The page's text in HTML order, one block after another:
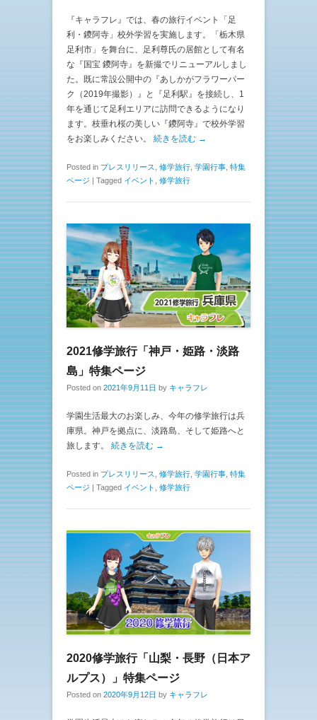
『キャラフレ』では、春の旅行イベント「足
利・鑁阿寺」校外学習を実施します。「栃木県
足利市」を舞台に、足利尊氏の居館として有名
な『国宝 鑁阿寺』を新撮でリニューアルしまし
た。既に常設公開中の『あしかがフラワーパー
ク（2019年撮影）』と『足利駅』を接続し、1
年を通じて足利エリアに訪問できるようになり
ます。枝垂れ桜の美しい『鑁阿寺』で校外学習
をお楽しみください。 続きを読む →
Posted in プレスリリース 修学旅行 学園行事 特集
ページ | Tagged イベント 修学旅行
2021修学旅行「神戸・姫路・淡路
島」特集ページ
Posted on 2021年9月11日 by キャラフレ
学園生活最大のお楽しみ、今年の修学旅行は兵
庫県。神戸を拠点に、淡路島、そして姫路へと
旅します。 続きを読む →
Posted in プレスリリース 修学旅行 学園行事 特集
ページ | Tagged イベント 修学旅行
2020修学旅行「山梨・長野（日本ア
ルプス）」特集ページ
Posted on 2020年9月12日 by キャラフレ